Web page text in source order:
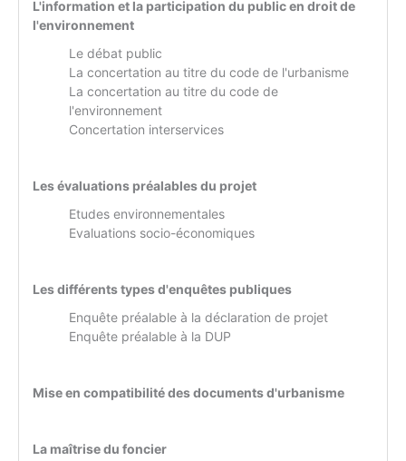
L'information et la participation du public en droit de
l'environnement
Le débat public
La concertation au titre du code de l'urbanisme
La concertation au titre du code de
l'environnement
Concertation interservices
Les évaluations préalables du projet
Etudes environnementales
Evaluations socio-économiques
Les différents types d'enquêtes publiques
Enquête préalable à la déclaration de projet
Enquête préalable à la DUP
Mise en compatibilité des documents d'urbanisme
La maîtrise du foncier